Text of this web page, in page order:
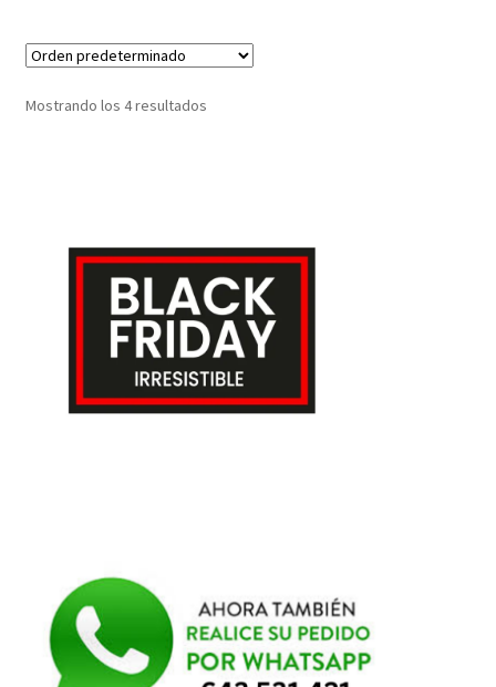
Mostrando los 4 resultados